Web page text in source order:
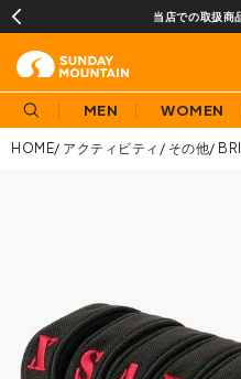
当店での取扱商
MEN WOMEN
HOME アクティビティ その他